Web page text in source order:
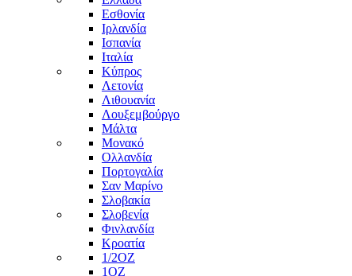
Εσθονία
Ιρλανδία
Ισπανία
Ιταλία
Κύπρος
Λετονία
Λιθουανία
Λουξεμβούργο
Μάλτα
Μονακό
Ολλανδία
Πορτογαλία
Σαν Μαρίνο
Σλοβακία
Σλοβενία
Φινλανδία
Κροατία
1/2ΟΖ
1ΟΖ